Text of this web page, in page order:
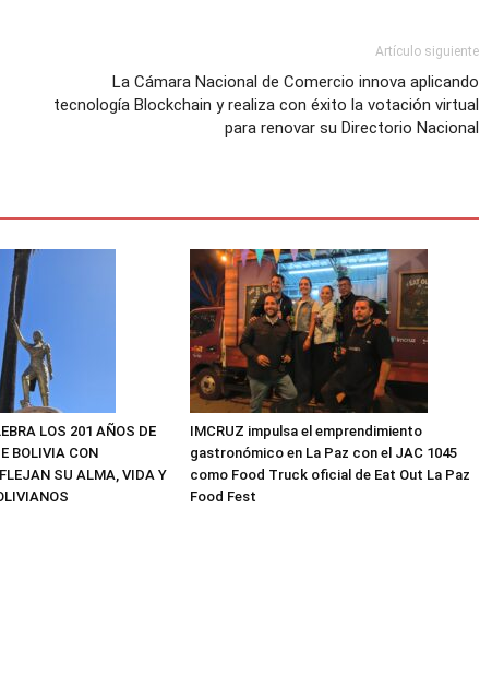
Artículo siguiente
La Cámara Nacional de Comercio innova aplicando
tecnología Blockchain y realiza con éxito la votación virtual
para renovar su Directorio Nacional
LOS 201 AÑOS DE
BOLIVIA CON
SU ALMA, VIDA Y
IMCRUZ impulsa el emprendimiento
gastronómico en La Paz con el JAC 1045
como Food Truck oficial de Eat Out La Paz
Food Fest